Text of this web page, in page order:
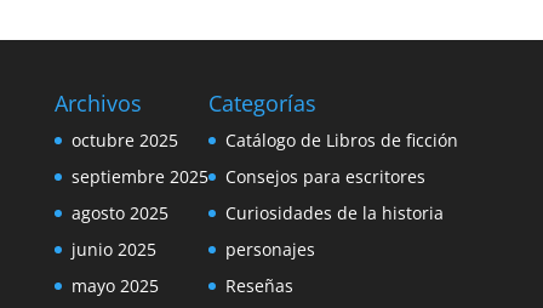
Archivos
octubre 2025
septiembre 2025
agosto 2025
junio 2025
mayo 2025
Categorías
Catálogo de Libros de ficción
Consejos para escritores
Curiosidades de la historia
personajes
Reseñas